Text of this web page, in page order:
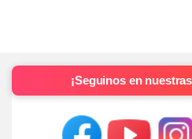
¡Seguinos en